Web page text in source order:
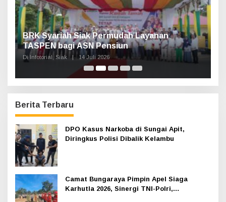
Haul Sultan Siak ke-60 Digelar, Bupati Afni
Ajak Masyarakat Lestarikan Sejarah
Kesultanan
Di Infotorial, Siak 12 Juli 2026
Berita Terbaru
DPO Kasus Narkoba di Sungai Apit,
Diringkus Polisi Dibalik Kelambu
Camat Bungaraya Pimpin Apel Siaga
Karhutla 2026, Sinergi TNI-Polri,